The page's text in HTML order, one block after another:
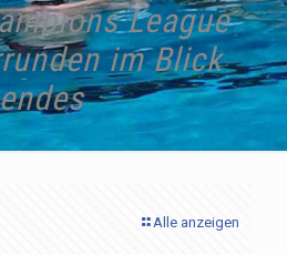
League
im Blick
Alle anzeigen